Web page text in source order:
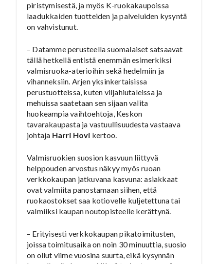
piristymisestä, ja myös K-ruokakaupoissa
laadukkaiden tuotteiden ja palveluiden kysyntä
on vahvistunut.
– Datamme perusteella suomalaiset satsaavat
tällä hetkellä entistä enemmän esimerkiksi
valmisruoka-aterioihin sekä hedelmiin ja
vihanneksiin. Arjen yksinkertaisissa
perustuotteissa, kuten viljahiutaleissa ja
mehuissa saatetaan sen sijaan valita
huokeampia vaihtoehtoja, Keskon
tavarakaupasta ja vastuullisuudesta vastaava
johtaja Harri Hovi kertoo.
Valmisruokien suosion kasvuun liittyvä
helppouden arvostus näkyy myös ruoan
verkkokaupan jatkuvana kasvuna: asiakkaat
ovat valmiita panostamaan siihen, että
ruokaostokset saa kotiovelle kuljetettuna tai
valmiiksi kaupan noutopisteelle kerättynä.
– Erityisesti verkkokaupan pikatoimitusten,
joissa toimitusaika on noin 30 minuuttia, suosio
on ollut viime vuosina suurta, eikä kysynnän